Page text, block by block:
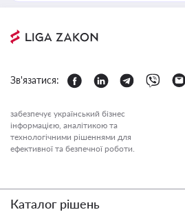
Зв'язатися:
забезпечує український бізнес
інформацією, аналітикою та
технологічними рішеннями для
ефективної та безпечної роботи.
Каталог рішень